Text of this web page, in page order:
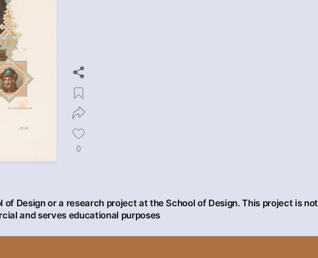
0
Design or a research project at the School of Design. This project is not
and serves educational purposes